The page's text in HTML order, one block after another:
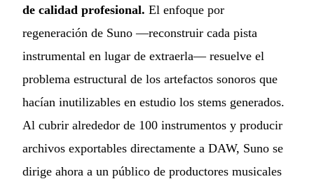
de calidad profesional. El enfoque por
regeneración de Suno —reconstruir cada pista
instrumental en lugar de extraerla— resuelve el
problema estructural de los artefactos sonoros que
hacían inutilizables en estudio los stems generados.
Al cubrir alrededor de 100 instrumentos y producir
archivos exportables directamente a DAW, Suno se
dirige ahora a un público de productores musicales